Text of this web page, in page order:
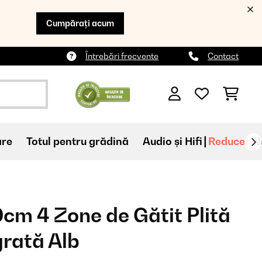
Cumpărați acum
Întrebări frecvente Contact
Totul pentru grădină Audio și Hifi Reduceri
4 Zone de Gătit Plită
Alb